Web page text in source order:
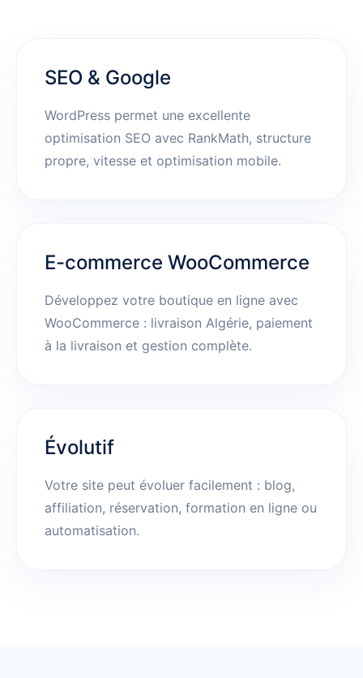
SEO & Google
WordPress permet une excellente
optimisation SEO avec RankMath, structure
propre, vitesse et optimisation mobile.
E-commerce WooCommerce
Développez votre boutique en ligne avec
WooCommerce : livraison Algérie, paiement
à la livraison et gestion complète.
Évolutif
Votre site peut évoluer facilement : blog,
affiliation, réservation, formation en ligne ou
automatisation.